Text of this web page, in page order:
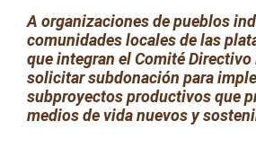
A organizaciones de pueblos
comunidades locales de las
que integran el Comité Directivo
solicitar subdonación para
subproyectos productivos que
medios de vida nuevos y